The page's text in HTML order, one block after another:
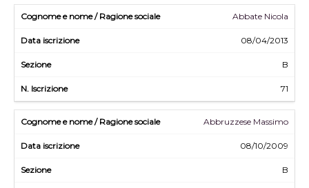
Abbate Nicola
08/04/2013
B
71
Abbruzzese Massimo
08/10/2009
B